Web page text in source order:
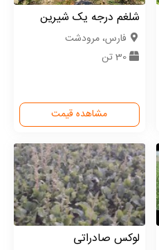
شلغم درجه یک شیرین
فارس، مرودشت
30 تن
مشاهده قیمت
لوکس صادراتی